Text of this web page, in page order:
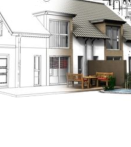
кг/м²
за ЗВДХ
шт